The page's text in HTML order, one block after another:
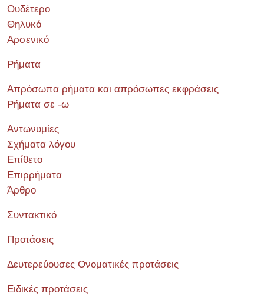
Ουδέτερο
Θηλυκό
Αρσενικό
Ρήματα
Απρόσωπα ρήματα και απρόσωπες εκφράσεις
Ρήματα σε -ω
Αντωνυμίες
Σχήματα λόγου
Επίθετο
Επιρρήματα
Άρθρο
Συντακτικό
Προτάσεις
Δευτερεύουσες Ονοματικές προτάσεις
Ειδικές προτάσεις